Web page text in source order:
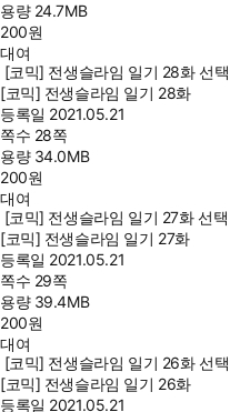
용량 24.7MB
200원
대여
[코믹] 전생슬라임 일기 28화 선택
[코믹] 전생슬라임 일기 28화
등록일 2021.05.21
쪽수 28쪽
용량 34.0MB
200원
대여
[코믹] 전생슬라임 일기 27화 선택
[코믹] 전생슬라임 일기 27화
등록일 2021.05.21
쪽수 29쪽
용량 39.4MB
200원
대여
[코믹] 전생슬라임 일기 26화 선택
[코믹] 전생슬라임 일기 26화
등록일 2021.05.21